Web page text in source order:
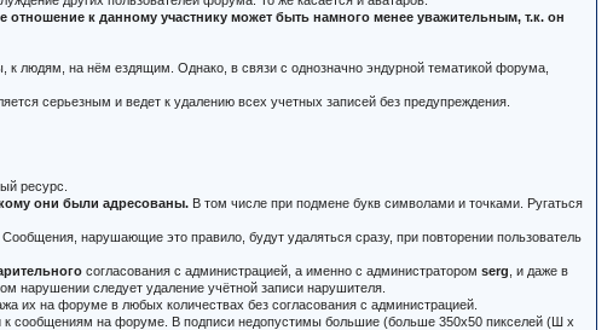
к данному участнику может быть намного менее уважительным, т.к. он
к людям, на нём ездящим. Однако, в связи с однозначно эндурной тематикой форума,
серьезным и ведет к удалению всех учетных записей без предупреждения.
ресурс.
они были адресованы. В том числе при подмене букв символами и точками. Ругаться
Сообщения, нарушающие это правило, будут удаляться сразу, при повторении пользователь
согласования с администрацией, а именно с администраторомserg , и даже в
нарушении следует удаление учётной записи нарушителя.
их на форуме в любых количествах без согласования с администрацией.
к сообщениям на форуме. В подписи недопустимы большие (больше 350x50 пикселей (Ш x